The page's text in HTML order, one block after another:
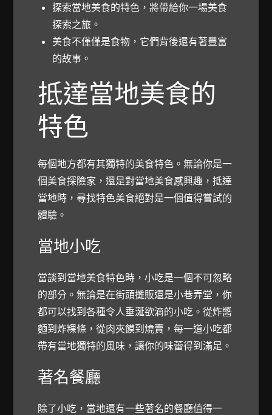
探索當地美食的特色，將帶給你一場美食
探索之旅。
美食不僅僅是食物，它們背後還有著豐富
的故事。
抵達當地美食的
特色
每個地方都有其獨特的美食特色。無論你是一
個美食探險家，還是對當地美食感興趣，抵達
當地時，尋找特色美食絕對是一個值得嘗試的
體驗。
當地小吃
當談到當地美食特色時，小吃是一個不可忽略
的部分。無論是在街頭攤販還是小巷弄堂，你
都可以找到各種令人垂涎欲滴的小吃。從炸醬
麵到炸粿條，從肉夾饃到燒賣，每一道小吃都
帶有當地獨特的風味，讓你的味蕾得到滿足。
著名餐廳
除了小吃，當地還有一些著名的餐廳值得一